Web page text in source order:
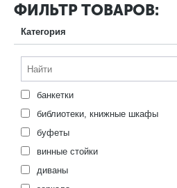
ФИЛЬТР ТОВАРОВ:
Категория
банкетки
библиотеки, книжные шкафы
буфеты
винные стойки
диваны